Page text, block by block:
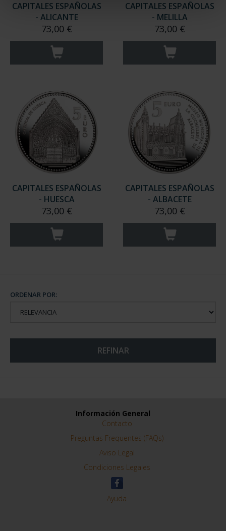
CAPITALES ESPAÑOLAS
- ALICANTE
73,00 €
CAPITALES ESPAÑOLAS
- MELILLA
73,00 €
CAPITALES ESPAÑOLAS
- HUESCA
73,00 €
CAPITALES ESPAÑOLAS
- ALBACETE
73,00 €
ORDENAR POR:
REFINAR
Información General
Contacto
Preguntas Frequentes (FAQs)
Aviso Legal
Condiciones Legales
Ayuda